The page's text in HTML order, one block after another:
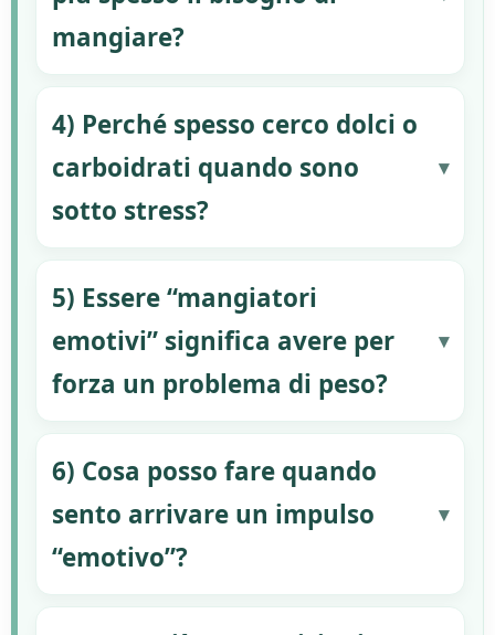
mangiare?
4) Perché spesso cerco dolci o
carboidrati quando sono
sotto stress?
5) Essere “mangiatori
emotivi” significa avere per
forza un problema di peso?
6) Cosa posso fare quando
sento arrivare un impulso
“emotivo”?